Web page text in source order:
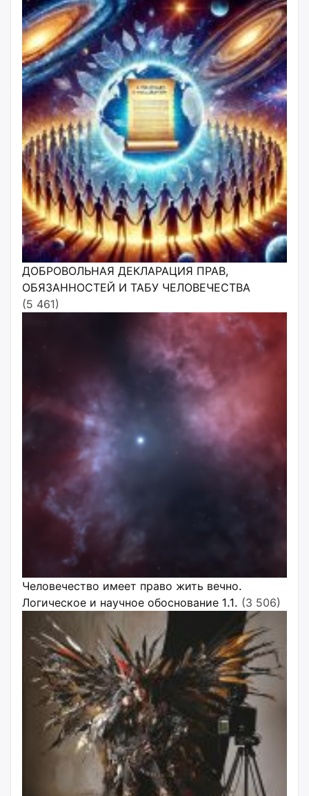
ДОБРОВОЛЬНАЯ ДЕКЛАРАЦИЯ ПРАВ,
ОБЯЗАННОСТЕЙ И ТАБУ ЧЕЛОВЕЧЕСТВА
(5 461)
Человечество имеет право жить вечно.
Логическое и научное обоснование 1.1. (3 506)